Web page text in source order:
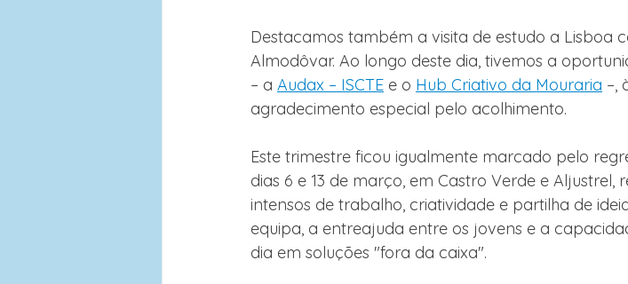
Destacamos também a visita de estudo a Lisboa
Almodôvar. Ao longo deste dia, tivemos a
– a Audax – ISCTE e o Hub Criativo da Mouraria –,
agradecimento especial pelo acolhimento.
Este trimestre ficou igualmente marcado pelo
dias 6 e 13 de março, em Castro Verde e Aljustrel,
intensos de trabalho, criatividade e partilha de
equipa, a entreajuda entre os jovens e a
dia em soluções "fora da caixa".